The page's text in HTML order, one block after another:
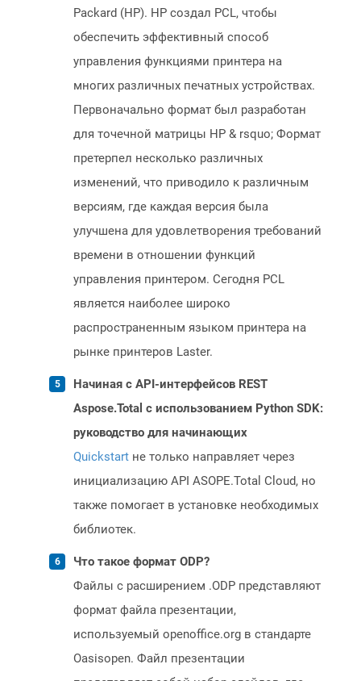
Packard (HP). HP создал PCL, чтобы
обеспечить эффективный способ
управления функциями принтера на
многих различных печатных устройствах.
Первоначально формат был разработан
для точечной матрицы HP & rsquo; Формат
претерпел несколько различных
изменений, что приводило к различным
версиям, где каждая версия была
улучшена для удовлетворения требований
времени в отношении функций
управления принтером. Сегодня PCL
является наиболее широко
распространенным языком принтера на
рынке принтеров Laster.
Начиная с API-интерфейсов REST
Aspose.Total с использованием Python SDK:
руководство для начинающих
Quickstart не только направляет через
инициализацию API ASOPE.Total Cloud, но
также помогает в установке необходимых
библиотек.
Что такое формат ODP?
Файлы с расширением .ODP представляют
формат файла презентации,
используемый openoffice.org в стандарте
Oasisopen. Файл презентации